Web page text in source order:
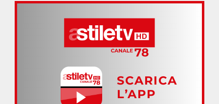
SCARICA
L’APP